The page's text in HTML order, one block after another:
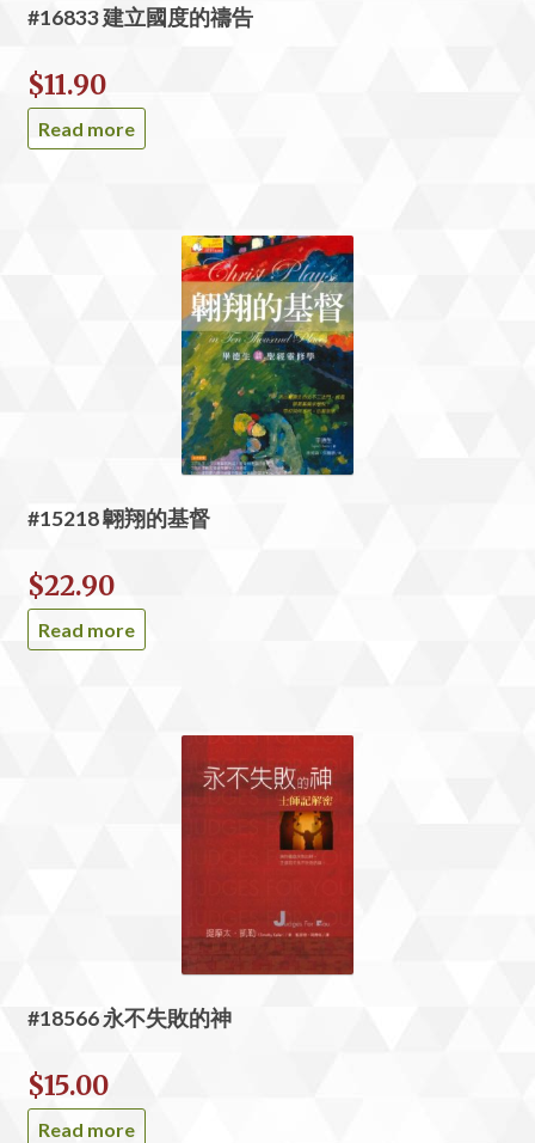
#16833 建立國度的禱告
$11.90
Read more
#15218 翺翔的基督
$22.90
Read more
#18566 永不失敗的神
$15.00
Read more